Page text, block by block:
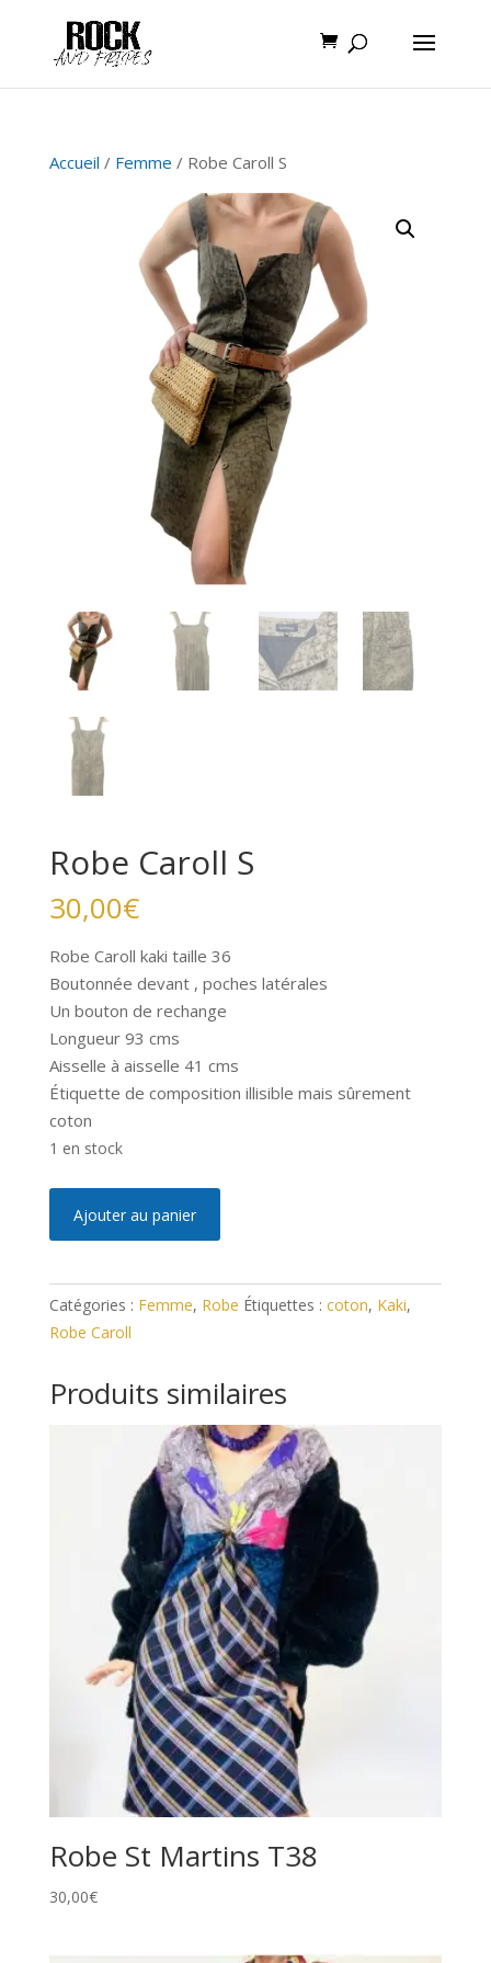
Accueil / Femme / Robe Caroll S
Robe Caroll S
30,00€
Robe Caroll kaki taille 36
Boutonnée devant , poches latérales
Un bouton de rechange
Longueur 93 cms
Aisselle à aisselle 41 cms
Étiquette de composition illisible mais sûrement
coton
1 en stock
Caroll
S
Ajouter au panier
e
r
i
v
e
:
Catégories : Femme, Robe Étiquettes : coton, Kaki,
Robe Caroll
Produits similaires
Robe St Martins T38
30,00€